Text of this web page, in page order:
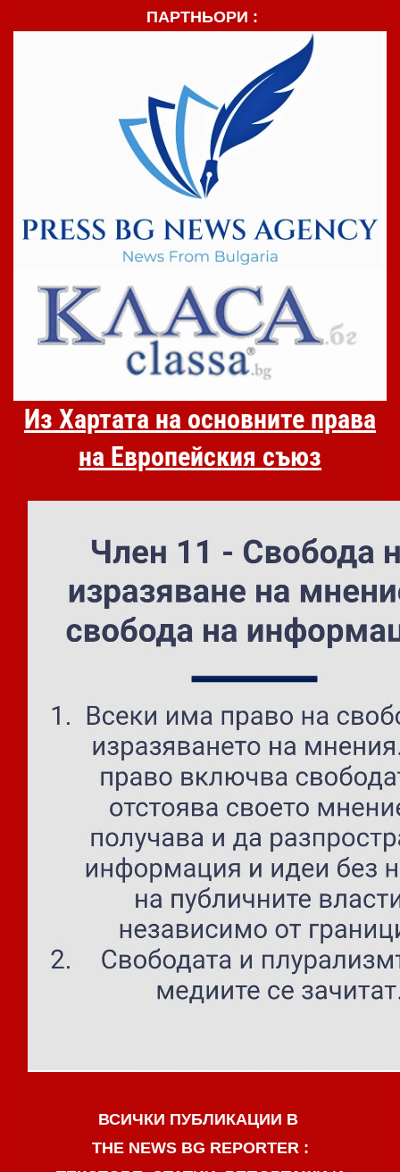
ПАРТНЬОРИ :
Из Хартата на основните права
на Европейския съюз
ВСИЧКИ ПУБЛИКАЦИИ В
THE NEWS BG REPORTER :